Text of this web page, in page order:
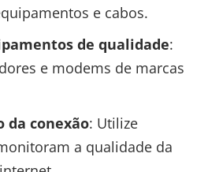
e cabos.
de qualidade:
e modems de marcas
conexão: Utilize
a qualidade da